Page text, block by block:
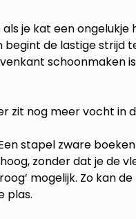
je kat een
begint de lastige strijd
schoonmaken
zit nog meer vocht
stapel zware
zonder dat je de
mogelijk. Zo kan
plas.